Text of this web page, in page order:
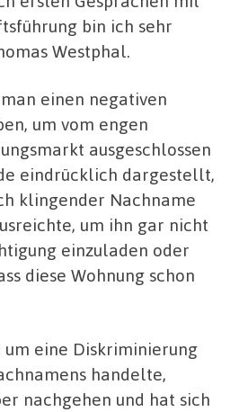
bin ich sehr
Westphal.
einen negativen
um vom engen
ausgeschlossen
eindrücklich dargestellt,
klingender Nachname
um ihn gar nicht
einzuladen oder
diese Wohnung schon
eine Diskriminierung
handelte,
nachgehen und hat sich